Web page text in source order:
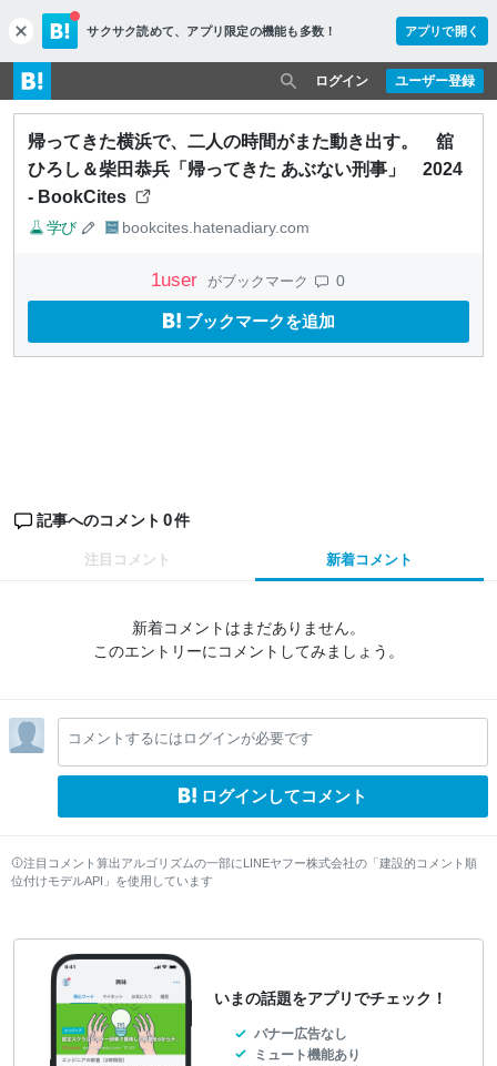
c
l
o
s
e
サクサク読めて、 アプリ限定の機能も多数！ アプリで開く
ユーザー登録
ログイン
帰ってきた横浜で、二人の時間がまた動き出す。 舘
ひろし＆柴田恭兵「帰ってきた あぶない刑事」 2024
- BookCites
学び bookcites.hatenadiary.com
1user がブックマーク 0
ブックマークを追加
記事へのコメント 0件
注目コメント 新着コメント
新着コメントはまだありません。
このエントリーにコメントしてみましょう。
コメントするにはログインが必要です
ログインしてコメント
注目コメント算出アルゴリズムの一部にLINEヤフー株式会社の「建設的コメント順
位付けモデルAPI」を使用しています
いまの話題をアプリでチェック！
バナー広告なし
ミュート機能あり